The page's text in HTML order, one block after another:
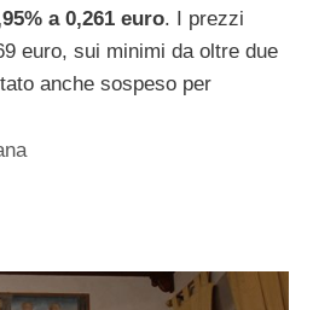
a 0,261 euro. I prezzi
euro, sui minimi da oltre due
anche sospeso per